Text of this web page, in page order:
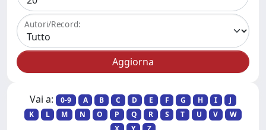
Autori/Record:
Vai a: 0-9 A B C D E F G H I
J
K
L M N O P Q R S T U V
W